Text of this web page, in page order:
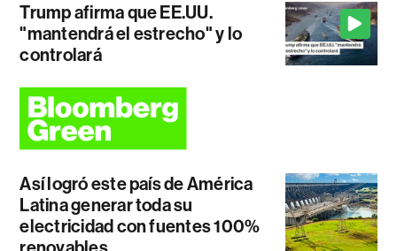
Trump afirma que EE.UU.
"mantendrá el estrecho" y lo
controlará
Así logró este país de América
Latina generar toda su
electricidad con fuentes 100%